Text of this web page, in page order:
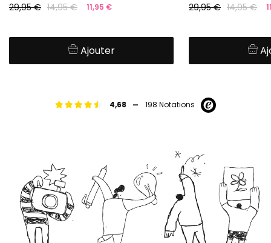
29,95 € 14,95 € 11,95 €
Ajouter
29,95 € 14,95 €
4,68 - 198 Notations